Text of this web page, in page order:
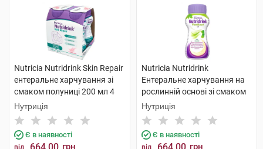
Nutricia Nutridrink Skin Repair
ентеральне харчування зі
смаком полуниці 200 мл 4
пляшки
Нутриція
Є в наявності
від грн
Nutricia Nutridrink
Ентеральне харчування на
рослинній основі зі смаком
манго-маракуйя 200 мл 4 шт
Нутриція
Є в наявності
від грн